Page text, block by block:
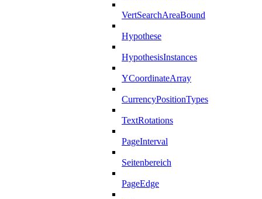
VertSearchAreaBound
Hypothese
HypothesisInstances
YCoordinateArray
CurrencyPositionTypes
TextRotations
PageInterval
Seitenbereich
PageEdge